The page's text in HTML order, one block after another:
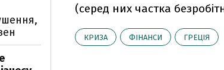
(серед них частка
КРИЗА ФІНАНСИ ГРЕЦІЯ